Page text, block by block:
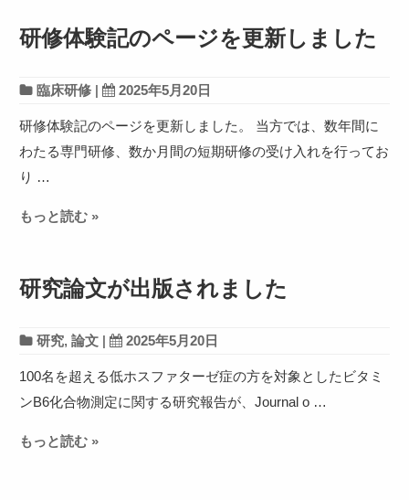
研修体験記のページを更新しました
臨床研修 | 2025年5月20日
研修体験記のページを更新しました。 当方では、数年間に
わたる専門研修、数か月間の短期研修の受け入れを行ってお
り …
もっと読む »
研究論文が出版されました
研究,論文 | 2025年5月20日
100名を超える低ホスファターゼ症の方を対象としたビタミ
ンB6化合物測定に関する研究報告が、Journal o …
もっと読む »